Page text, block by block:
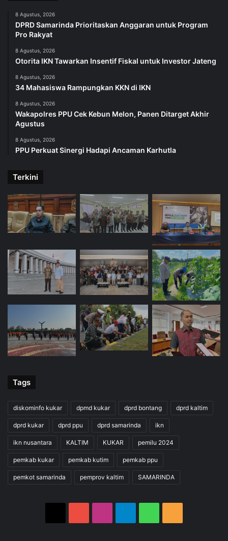
8 Agustus, 2026
DPRD Samarinda Prioritaskan Anggaran untuk Program
Pro Rakyat
8 Agustus, 2026
Otorita IKN Tawarkan Insentif Fiskal untuk Investor Jateng
8 Agustus, 2026
34 Mahasiswa Rampungkan KKN di IKN
8 Agustus, 2026
Wakapolres PPU Cek Kebun Melon, Panen Ditarget Akhir
Agustus
8 Agustus, 2026
PPU Perkuat Sinergi Hadapi Ancaman Karhutla
Terkini
Tags
diskominfo kukar dpmd kukar dprd bontang dprd kaltim
dprd kukar dprd ppu dprd samarinda ikn
ikn nusantara KALTIM KUKAR pemilu 2024
pemkab kukar pemkab kutim pemkab ppu
pemkot samarinda pemprov kaltim SAMARINDA